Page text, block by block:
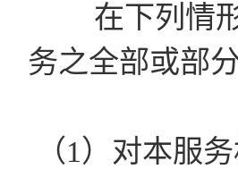
在下列情形
务之全部或部
（1）对本服